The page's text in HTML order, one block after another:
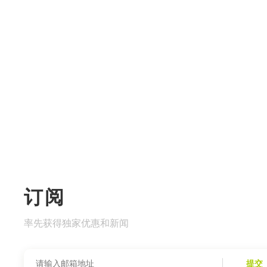
订阅
率先获得独家优惠和新闻
提交